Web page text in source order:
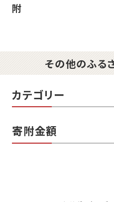
附
その他のふる
カテゴリー
寄附金額